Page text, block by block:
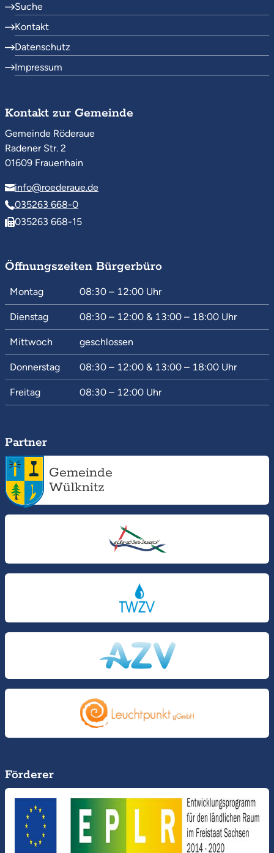
Suche
Kontakt
Datenschutz
Impressum
Kontakt zur Gemeinde
Gemeinde Röderaue
Radener Str. 2
01609 Frauenhain
info@roederaue.de
035263 668-0
035263 668-15
Öffnungszeiten Bürgerbüro
Montag 08:30 – 12:00 Uhr
Dienstag 08:30 – 12:00 & 13:00 – 18:00 Uhr
Mittwoch geschlossen
Donnerstag 08:30 – 12:00 & 13:00 – 18:00 Uhr
Freitag 08:30 – 12:00 Uhr
Partner
Gemeinde
Wülknitz
Förderer